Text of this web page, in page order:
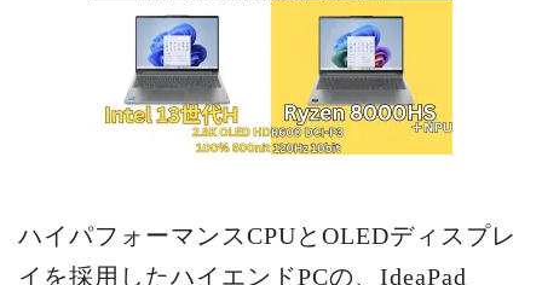
ハイパフォーマンスCPUとOLEDディスプレ
イを採用したハイエンドPCの、IdeaPad